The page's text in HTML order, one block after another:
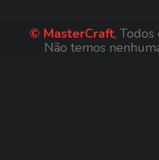
© MasterCraft,
Não temos